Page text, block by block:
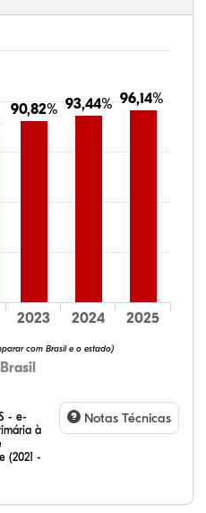
90,82%
90,82% 93,44%
93,44% 96,14%
96,14%
Brasil
com Brasil e o estado)
2023 2024 2025
- e-
à
(2021 -
Notas Técnicas